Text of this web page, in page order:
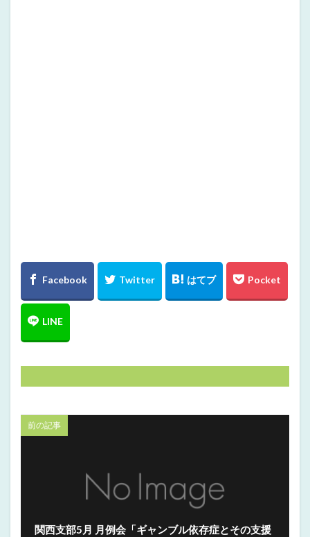
前の記事
関西支部5月 月例会「ギャンブル依存症とその支援